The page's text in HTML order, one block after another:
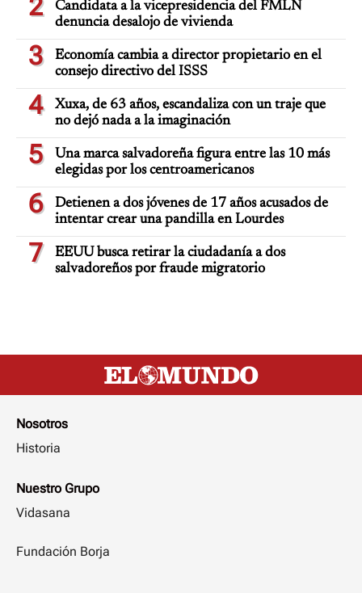
2
Candidata a la vicepresidencia del FMLN
denuncia desalojo de vivienda
3
Economía cambia a director propietario en el
consejo directivo del ISSS
4
Xuxa, de 63 años, escandaliza con un traje que
no dejó nada a la imaginación
5
Una marca salvadoreña figura entre las 10 más
elegidas por los centroamericanos
6
Detienen a dos jóvenes de 17 años acusados de
intentar crear una pandilla en Lourdes
7
EEUU busca retirar la ciudadanía a dos
salvadoreños por fraude migratorio
Nosotros
Historia
Nuestro Grupo
Vidasana
Fundación Borja